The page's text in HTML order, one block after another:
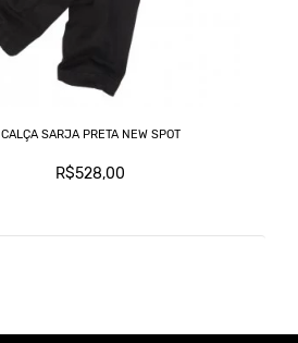
CALÇA SARJA PRETA NEW SPOT
R$528,00